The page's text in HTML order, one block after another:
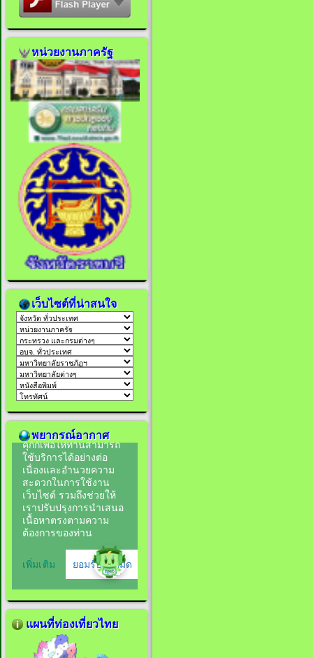
หน่วยงานภาครัฐ
เว็บไซต์ที่น่าสนใจ
พยากรณ์อากาศ
แผนที่ท่องเที่ยวไทย